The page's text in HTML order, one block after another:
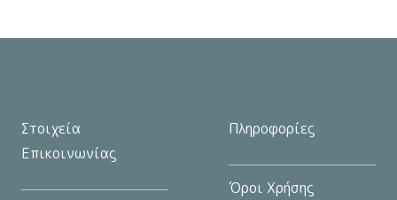
του
Στοιχεία
Επικοινωνίας
Πληροφορίες
Όροι Χρήσης